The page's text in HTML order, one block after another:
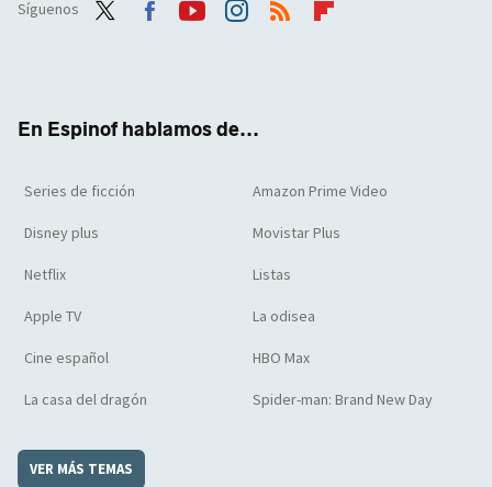
Síguenos
En Espinof hablamos de...
Series de ficción Amazon Prime Video
Disney plus Movistar Plus
Netflix Listas
Apple TV La odisea
Cine español HBO Max
La casa del dragón Spider-man: Brand New Day
VER MÁS TEMAS